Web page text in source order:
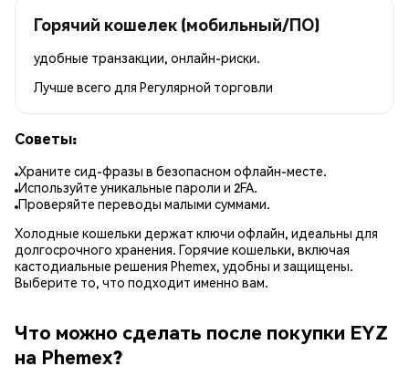
Горячий кошелек (мобильный/ПО)
удобные транзакции, онлайн-риски.
Лучше всего для Регулярной торговли
Советы:
Храните сид-фразы в безопасном офлайн-месте.
Используйте уникальные пароли и 2FA.
Проверяйте переводы малыми суммами.
Холодные кошельки держат ключи офлайн, идеальны для
долгосрочного хранения. Горячие кошельки, включая
кастодиальные решения Phemex, удобны и защищены.
Выберите то, что подходит именно вам.
Что можно сделать после покупки EYZ
на Phemex?